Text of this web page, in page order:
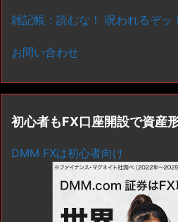
雑記帳：読むな！ 呪われるぞッ！
お問い合わせ
初心者もFX口座開設で資産
DMM FXは初心者向け